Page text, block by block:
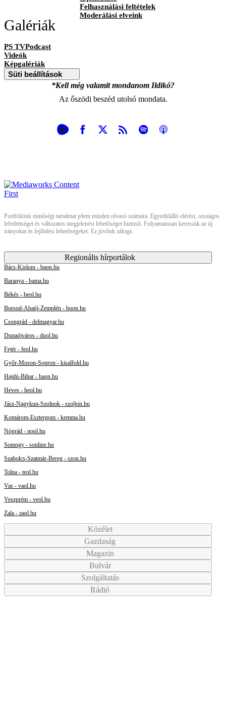
Felhasználási feltételek
Moderálási elveink
Galériák
PS TVPodcast
Videók
Képgalériák
Süti beállítások
*Kell még valamit mondanom Ildikó?
Az őszödi beszéd utolsó mondata.
Portfóliónk minőségi tartalmat jelent minden olvasó számára. Egyedülálló elérést, országos
lefedettséget és változatos megjelenési lehetőséget biztosít. Folyamatosan keressük az új
irányokat és fejlődési lehetőségeket. Ez jövőnk záloga.
Regionális hírportálok
Bács-Kiskun - baon.hu
Baranya - bama.hu
Békés - beol.hu
Borsod-Abaúj-Zemplén - boon.hu
Csongrád - delmagyar.hu
Dunaújváros - duol.hu
Fejér - feol.hu
Győr-Moson-Sopron - kisalfold.hu
Hajdú-Bihar - haon.hu
Heves - heol.hu
Jász-Nagykun-Szolnok - szoljon.hu
Komárom-Esztergom - kemma.hu
Nógrád - nool.hu
Somogy - sonline.hu
Szabolcs-Szatmár-Bereg - szon.hu
Tolna - teol.hu
Vas - vaol.hu
Veszprém - veol.hu
Zala - zaol.hu
Közélet
Gazdaság
Magazin
Bulvár
Szolgáltatás
Rádió